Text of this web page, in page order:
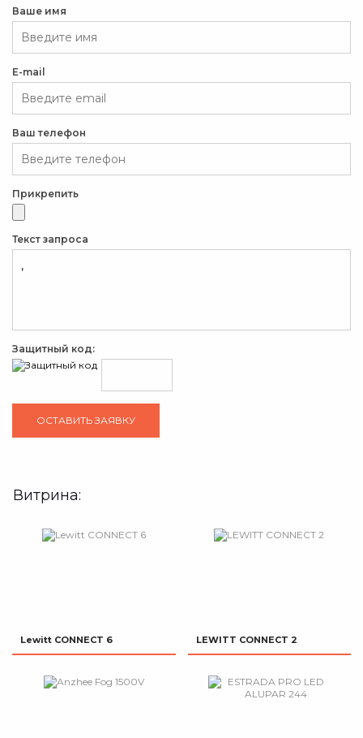
Ваше имя
E-mail
Ваш телефон
Прикрепить
Текст запроса
Защитный код:
Витрина:
Lewitt CONNECT 6 LEWITT CONNECT 2